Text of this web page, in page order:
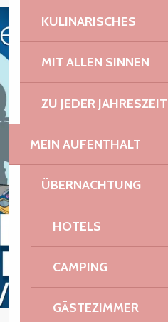
KULINARISCHES
MIT ALLEN SINNEN
ZU JEDER JAHRESZEIT
MEIN AUFENTHALT
ÜBERNACHTUNG
HOTELS
CAMPING
GÄSTEZIMMER